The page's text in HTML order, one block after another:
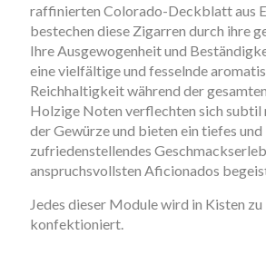
raffinierten Colorado-Deckblatt aus
bestechen diese Zigarren durch ihre
Ihre Ausgewogenheit und
eine vielfältige und fesselnde
Reichhaltigkeit während der
Holzige Noten verflechten sich subtil
der Gewürze und bieten ein tiefes und
zufriedenstellendes
anspruchsvollsten Aficionados
Jedes dieser Module wird in Kisten
konfektioniert.